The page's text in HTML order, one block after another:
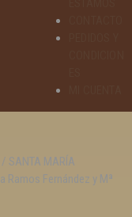
/ SANTA MARÍA
Ramos Fernández y Mª